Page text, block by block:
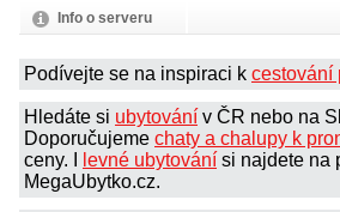
Info o serveru
Podívejte se na inspiraci k cestování
Hledáte si ubytování v ČR nebo na
Doporučujeme chaty a chalupy k
ceny. I
levné ubytování si najdete na
MegaUbytko.cz.